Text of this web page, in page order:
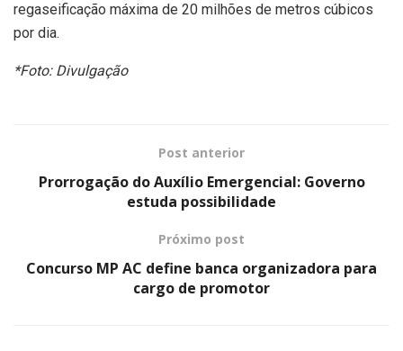
regaseificação máxima de 20 milhões de metros cúbicos
por dia.
*Foto: Divulgação
Post anterior
Prorrogação do Auxílio Emergencial: Governo
estuda possibilidade
Próximo post
Concurso MP AC define banca organizadora para
cargo de promotor